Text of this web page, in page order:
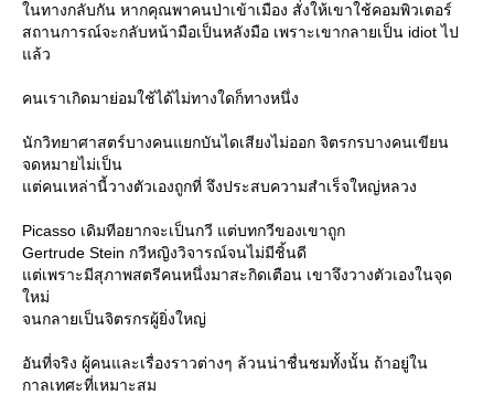
นทางกลับกัน หากคุณพาคนป่าเข้าเมือง สั่งให้เขาใช้คอมพิวเตอร์
สถานการณ์จะกลับหน้ามือเป็นหลังมือ เพราะเขากลายเป็น idiot ไป
ล้ว
คนเราเกิดมาย่อมใช้ได้ไม่ทางใดก็ทางหนึ่ง
นักวิทยาศาสตร์บางคนแยกบันไดเสียงไม่ออก จิตรกรบางคนเขียน
จดหมายไม่เป็น
ต่คนเหล่านี้วางตัวเองถูกที่ จึงประสบความสำเร็จใหญ่หลวง
Picasso เดิมทีอยากจะเป็นกวี แต่บทกวีของเขาถูก
Gertrude Stein กวีหญิงวิจารณ์จนไม่มีชิ้นดี
ต่เพราะมีสุภาพสตรีคนหนึ่งมาสะกิดเตือน เขาจึงวางตัวเองในจุด
หม่
จนกลายเป็นจิตรกรผู้ยิ่งใหญ่
อันที่จริง ผู้คนและเรื่องราวต่างๆ ล้วนน่าชื่นชมทั้งนั้น ถ้าอยู่ใน
กาลเทศะที่เหมาะสม